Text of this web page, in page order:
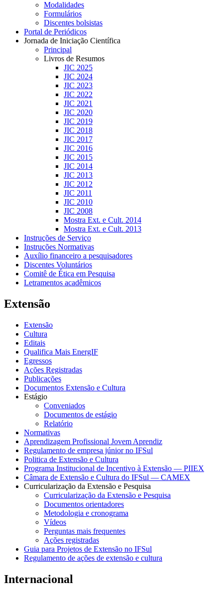
Modalidades
Formulários
Discentes bolsistas
Portal de Periódicos
Jornada de Iniciação Científica
Principal
Livros de Resumos
JIC 2025
JIC 2024
JIC 2023
JIC 2022
JIC 2021
JIC 2020
JIC 2019
JIC 2018
JIC 2017
JIC 2016
JIC 2015
JIC 2014
JIC 2013
JIC 2012
JIC 2011
JIC 2010
JIC 2008
Mostra Ext. e Cult. 2014
Mostra Ext. e Cult. 2013
Instruções de Serviço
Instruções Normativas
Auxílio financeiro a pesquisadores
Discentes Voluntários
Comitê de Ética em Pesquisa
Letramentos acadêmicos
Extensão
Extensão
Cultura
Editais
Qualifica Mais EnergIF
Egressos
Ações Registradas
Publicações
Documentos Extensão e Cultura
Estágio
Conveniados
Documentos de estágio
Relatório
Normativas
Aprendizagem Profissional Jovem Aprendiz
Regulamento de empresa júnior no IFSul
Politica de Extensão e Cultura
Programa Institucional de Incentivo à Extensão — PIIEX
Câmara de Extensão e Cultura do IFSul — CAMEX
Curricularização da Extensão e Pesquisa
Curricularização da Extensão e Pesquisa
Documentos orientadores
Metodologia e cronograma
Vídeos
Perguntas mais frequentes
Ações registradas
Guia para Projetos de Extensão no IFSul
Regulamento de ações de extensão e cultura
Internacional